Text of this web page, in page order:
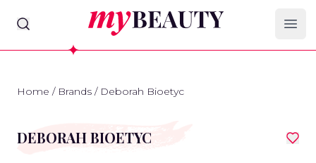
myBeauty
Home / Brands / Deborah Bioetyc
DEBORAH BIOETYC